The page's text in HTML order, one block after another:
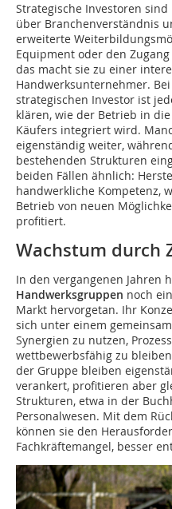
Strategische Investoren
über Branchenverständnis
erweiterte
Equipment oder den
das macht sie zu einer
Handwerksunternehmer.
strategischen Investor ist
klären, wie der Betrieb in
Käufers integriert wird.
eigenständig weiter,
bestehenden Strukturen
beiden Fällen ähnlich:
handwerkliche Kompetenz,
Betrieb von neuen
profitiert.
Wachstum durch
In den vergangenen Jahren
Handwerksgruppen noch
Markt hervorgetan. Ihr
sich unter einem
Synergien zu nutzen,
wettbewerbsfähig zu
der Gruppe bleiben
verankert, profitieren aber
Strukturen, etwa in der
Personalwesen. Mit dem
können sie den
Fachkräftemangel, besser